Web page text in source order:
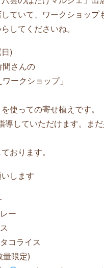
ていて、ワークショップ
してくださいね。
)
間さんの
ークショップ」
使っての寄せ植えです。
導していただけます。ま
おります。
します
ー
コライス
限定)